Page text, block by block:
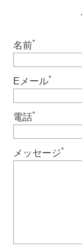
名前*
Eメール*
電話*
メッセージ*